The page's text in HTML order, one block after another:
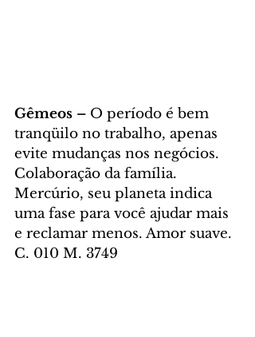
Gêmeos – O período é bem
tranqüilo no trabalho, apenas
evite mudanças nos negócios.
Colaboração da família.
Mercúrio, seu planeta indica
uma fase para você ajudar mais
e reclamar menos. Amor suave.
C. 010 M. 3749